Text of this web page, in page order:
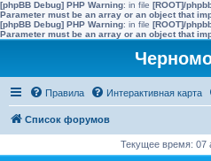
[phpBB Debug] PHP Warning: in file [ROOT]/
Parameter must be an array or an object that
[phpBB Debug] PHP Warning: in file [ROOT]/
Parameter must be an array or an object that
Правила Интерактивная карта
Список форумов
Текущее время: 07